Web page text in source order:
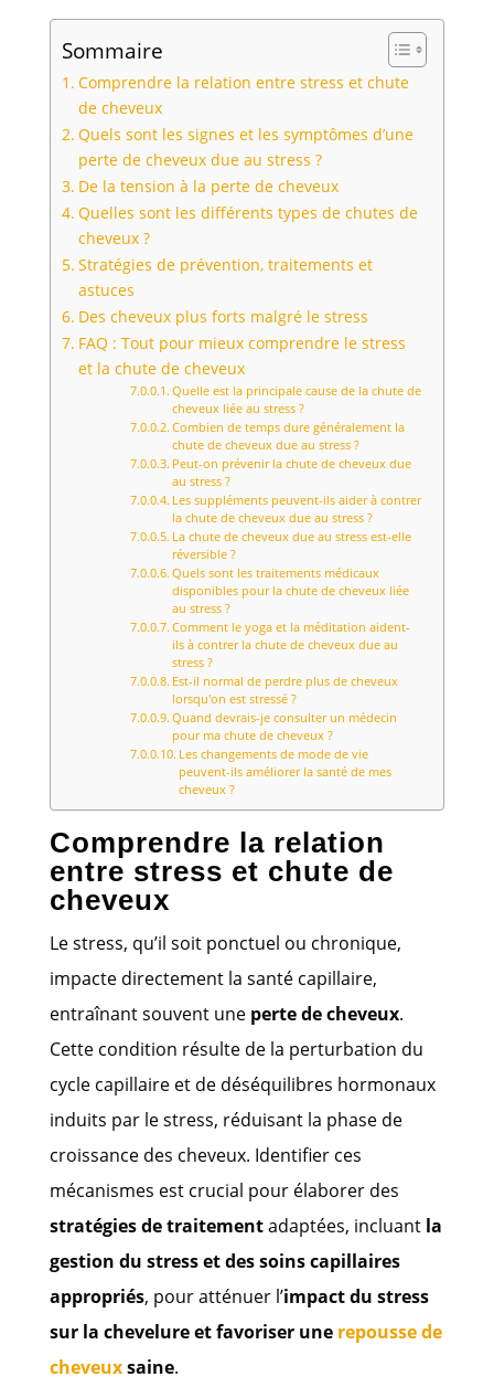
Sommaire
Comprendre la relation entre stress et chute
de cheveux
Quels sont les signes et les symptômes d’une
perte de cheveux due au stress ?
De la tension à la perte de cheveux
Quelles sont les différents types de chutes de
cheveux ?
Stratégies de prévention, traitements et
astuces
Des cheveux plus forts malgré le stress
FAQ : Tout pour mieux comprendre le stress
et la chute de cheveux
Quelle est la principale cause de la chute de
cheveux liée au stress ?
Combien de temps dure généralement la
chute de cheveux due au stress ?
Peut-on prévenir la chute de cheveux due
au stress ?
Les suppléments peuvent-ils aider à contrer
la chute de cheveux due au stress ?
La chute de cheveux due au stress est-elle
réversible ?
Quels sont les traitements médicaux
disponibles pour la chute de cheveux liée
au stress ?
Comment le yoga et la méditation aident-
ils à contrer la chute de cheveux due au
stress ?
Est-il normal de perdre plus de cheveux
lorsqu'on est stressé ?
Quand devrais-je consulter un médecin
pour ma chute de cheveux ?
Les changements de mode de vie
peuvent-ils améliorer la santé de mes
cheveux ?
Comprendre la relation
entre stress et chute de
cheveux
Le stress, qu’il soit ponctuel ou chronique,
impacte directement la santé capillaire,
entraînant souvent une perte de cheveux.
Cette condition résulte de la perturbation du
cycle capillaire et de déséquilibres hormonaux
induits par le stress, réduisant la phase de
croissance des cheveux. Identifier ces
mécanismes est crucial pour élaborer des
stratégies de traitementadaptées, incluant la
gestion du stress et des soins capillaires
appropriés, pour atténuer l’impact du stress
sur la chevelure et favoriser une repousse de
cheveuxsaine.